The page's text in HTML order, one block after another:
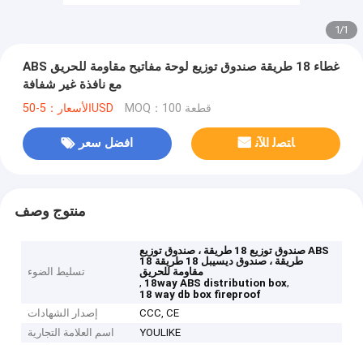
1/1
ABS غطاء 18 طريقة صندوق توزيع لوحة مفاتيح مقاومة للحريق
مع نافذة غير شفافة
الأسعار：5-50USD MOQ：100 قطعة
افضل سعر ﺎﺘﺼﻟ ﺍﻶﻧ
منتوج وصف
تسليط الضوء
صندوق توزيع 18 طريقة ، صندوق توزيع ABS
18 طريقة ، صندوق ديسيبل 18 طريقة
مقاومة للحريق
,18way ABS distribution box,
18 way db box fireproof
إصدار الشهادات
CCC, CE
اسم العلامة التجارية
YOULIKE